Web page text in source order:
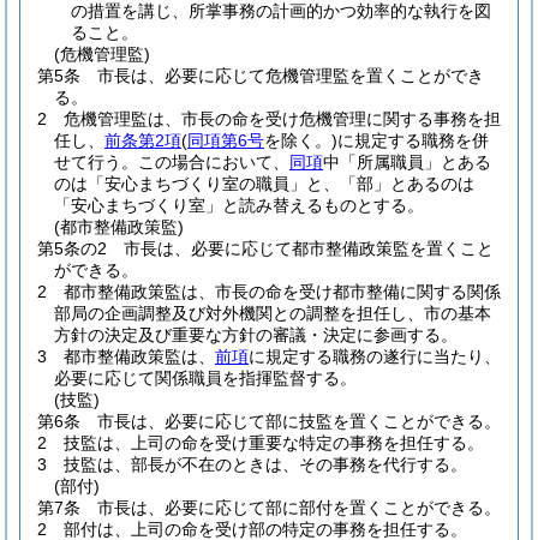
の措置を講じ、所掌事務の計画的かつ効率的な執行を図
ること。
(危機管理監)
第5条
市長は、必要に応じて危機管理監を置くことができ
る。
2
危機管理監は、市長の命を受け危機管理に関する事務を担
任し、 前条第2項(同項第6号を除く。)に規定する職務を併
せて行う。
この場合において、 同項中「所属職員」とある
のは「安心まちづくり室の職員」と、「部」とあるのは
「安心まちづくり室」と読み替えるものとする。
(都市整備政策監)
第5条の2
市長は、必要に応じて都市整備政策監を置くこと
ができる。
2
都市整備政策監は、市長の命を受け都市整備に関する関係
部局の企画調整及び対外機関との調整を担任し、市の基本
方針の決定及び重要な方針の審議・決定に参画する。
3
都市整備政策監は、 前項に規定する職務の遂行に当たり、
必要に応じて関係職員を指揮監督する。
(技監)
第6条
市長は、必要に応じて部に技監を置くことができる。
2
技監は、上司の命を受け重要な特定の事務を担任する。
3
技監は、部長が不在のときは、その事務を代行する。
(部付)
第7条
市長は、必要に応じて部に部付を置くことができる。
2
部付は、上司の命を受け部の特定の事務を担任する。